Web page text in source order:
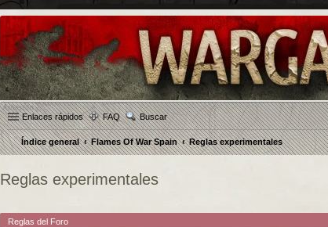
Enlaces rápidos FAQ Buscar
Índice general Flames Of War Spain Reglas experimentales
Reglas experimentales
Reglas del Foro